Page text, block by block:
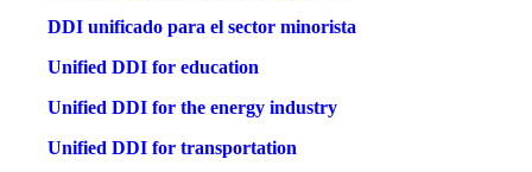
DDI unificado para el sector minorista
Unified DDI for education
Unified DDI for the energy industry
Unified DDI for transportation